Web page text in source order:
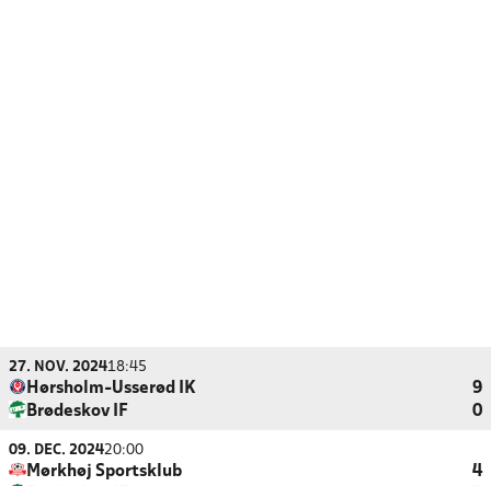
27. NOV. 202418:45
Hørsholm-Usserød IK
9
Brødeskov IF
0
09. DEC. 202420:00
Mørkhøj Sportsklub
4